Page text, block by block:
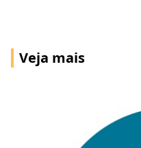
Veja mais